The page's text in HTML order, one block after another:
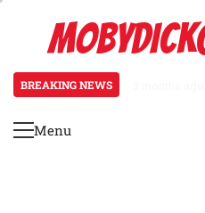
content
BREAKING NEWS
Primary
Menu